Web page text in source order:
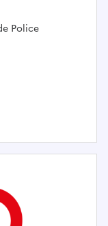
Police
CERGY-